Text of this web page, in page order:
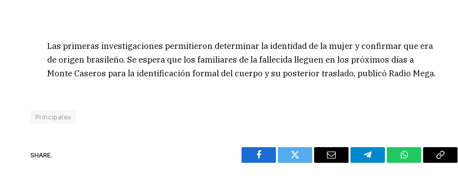
Las primeras investigaciones permitieron determinar la identidad de la mujer y confirmar que era
de origen brasileño. Se espera que los familiares de la fallecida lleguen en los próximos días a
Monte Caseros para la identificación formal del cuerpo y su posterior traslado, publicó Radio Mega.
Principales
SHARE.
Facebook Twitter Email Telegram WhatsAppCopy